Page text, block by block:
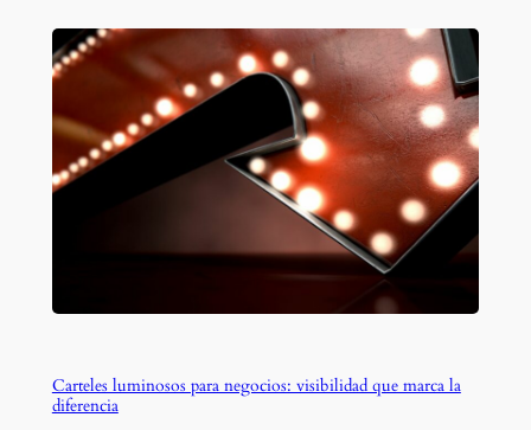
Carteles luminosos para negocios: visibilidad que marca la
diferencia